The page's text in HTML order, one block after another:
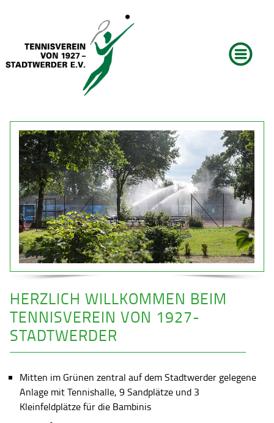
HERZLICH WILLKOMMEN BEIM
TENNISVEREIN VON 1927-
STADTWERDER
Mitten im Grünen zentral auf dem Stadtwerder gelegene
Anlage mit Tennishalle, 9 Sandplätze und 3
Kleinfeldplätze für die Bambinis